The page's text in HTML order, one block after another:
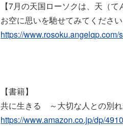
【7月の天国ローソクは、天（て
お空に思いを馳せてみてください
https://www.rosoku.angelqp.com/
【書籍】
共に生きる ～大切な人との別れ
https://www.amazon.co.jp/dp/